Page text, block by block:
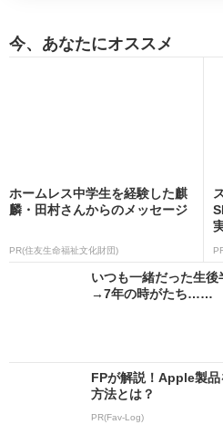
今、あなたにオススメ
ホームレス中学生を経験した麒
麟・田村さんからのメッセージ
PR(住友生命福祉文化財団)
いつも一緒だった生
→7年の時がたち……
FPが解説！Apple製
方法とは？
PR(Fav-Log)